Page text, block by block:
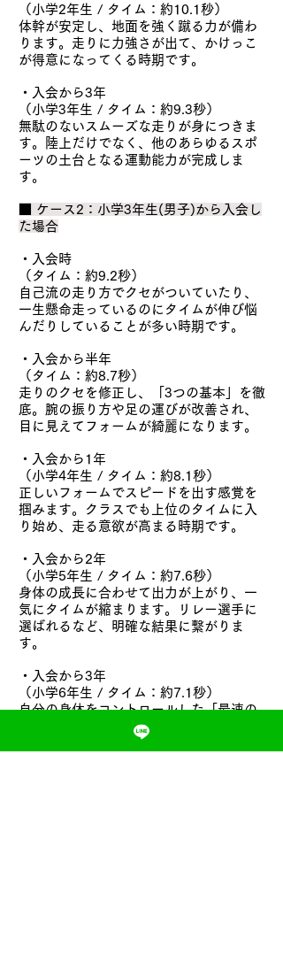
（小学2年生 / タイム：約10.1秒）
体幹が安定し、地面を強く蹴る力が備わ
ります。走りに力強さが出て、かけっこ
が得意になってくる時期です。
・入会から3年
（小学3年生 / タイム：約9.3秒）
無駄のないスムーズな走りが身につきま
す。陸上だけでなく、他のあらゆるスポ
ーツの土台となる運動能力が完成しま
す。
■ ケース2：小学3年生(男子)から入会し
た場合
・入会時
（タイム：約9.2秒）
自己流の走り方でクセがついていたり、
一生懸命走っているのにタイムが伸び悩
んだりしていることが多い時期です。
・入会から半年
（タイム：約8.7秒）
走りのクセを修正し、「3つの基本」を徹
底。腕の振り方や足の運びが改善され、
目に見えてフォームが綺麗になります。
・入会から1年
（小学4年生 / タイム：約8.1秒）
正しいフォームでスピードを出す感覚を
掴みます。クラスでも上位のタイムに入
り始め、走る意欲が高まる時期です。
・入会から2年
（小学5年生 / タイム：約7.6秒）
身体の成長に合わせて出力が上がり、一
気にタイムが縮まります。リレー選手に
選ばれるなど、明確な結果に繋がりま
す。
・入会から3年
（小学6年生 / タイム：約7.1秒）
自分の身体をコントロールした「最速の
走り」を確立。運動会や大会などで大き
な自信を持って走れるようになります。